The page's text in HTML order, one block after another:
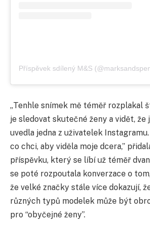
Příspěvek sdílený M&S
„Tenhle snímek mě téměř rozplakal
je sledovat skutečné ženy a vidět, že
uvedla jedna z uživatelek Instagramu.
co chci, aby viděla moje dcera,”
příspěvku, který se líbí už téměř
se poté rozpoutala konverzace o
že velké značky stále více dokazují,
různých typů modelek může být
pro “obyčejné ženy”.